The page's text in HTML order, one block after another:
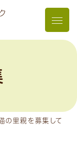
の里親を募集して
メニ